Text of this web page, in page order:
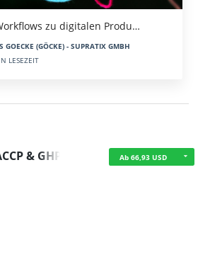
zu digitalen Produ…
GOECKE (GÖCKE) - SUPRATIX GMBH
LESEZEIT
& GHP Ab 66,93 USD